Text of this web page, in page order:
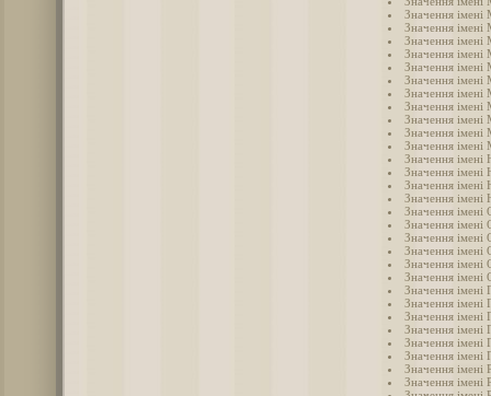
Значення імені
Значення імені
Значення імені
Значення імені
Значення імені
Значення
Значення
Значення імені
Значення імені
Значення імені
Значення імені
Значення імені
Значення імені
Значення імені
Значення імені
Значення імені
Значення імені
Значення імені
Значення імені
Значення імені
Значення імені
Значення імені
Значення імені
Значення імені
Значення імені
Значення імені
Значення імені
Значення імені
Значення імені